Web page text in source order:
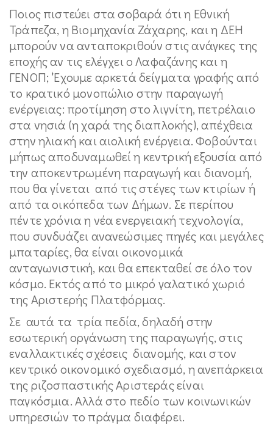
Ποιος πιστεύει στα σοβαρά ότι η Εθνική
Τράπεζα, η Βιομηχανία Ζάχαρης, και η ΔΕΗ
μπορούν να ανταποκριθούν στις ανάγκες της
εποχής αν τις ελέγχει ο Λαφαζάνης και η
ΓΕΝΟΠ; ‘Έχουμε αρκετά δείγματα γραφής από
το κρατικό μονοπώλιο στην παραγωγή
ενέργειας: προτίμηση στο λιγνίτη, πετρέλαιο
στα νησιά (η χαρά της διαπλοκής), απέχθεια
στην ηλιακή και αιολική ενέργεια. Φοβούνται
μήπως αποδυναμωθεί η κεντρική εξουσία από
την αποκεντρωμένη παραγωγή και διανομή,
που θα γίνεται από τις στέγες των κτιρίων ή
από τα οικόπεδα των Δήμων. Σε περίπου
πέντε χρόνια η νέα ενεργειακή τεχνολογία,
που συνδυάζει ανανεώσιμες πηγές και μεγάλες
μπαταρίες, θα είναι οικονομικά
ανταγωνιστική, και θα επεκταθεί σε όλο τον
κόσμο. Εκτός από το μικρό γαλατικό χωριό
της Αριστερής Πλατφόρμας.
Σε αυτά τα τρία πεδία, δηλαδή στην
εσωτερική οργάνωση της παραγωγής, στις
εναλλακτικές σχέσεις διανομής, και στον
κεντρικό οικονομικό σχεδιασμό, η ανεπάρκεια
της ριζοσπαστικής Αριστεράς είναι
παγκόσμια. Αλλά στο πεδίο των κοινωνικών
υπηρεσιών το πράγμα διαφέρει.